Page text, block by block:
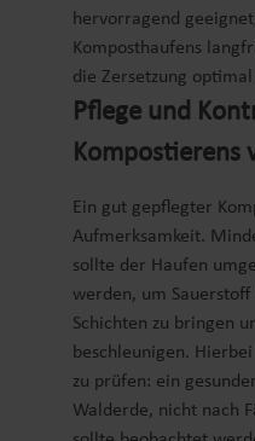
hervorragend
Komposthaufens
die Zersetzung
Pflege und
Kompostierens
Ein gut gepflegter
Aufmerksamkeit.
sollte der Haufen
werden, um
Schichten zu bringen
beschleunigen.
zu prüfen: ein
Walderde, nicht nach